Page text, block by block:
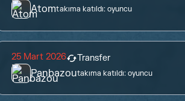
Atomtakıma katıldı: oyuncu
25 Mart 2026 Transfer
Panbazoutakıma katıldı:oyuncu